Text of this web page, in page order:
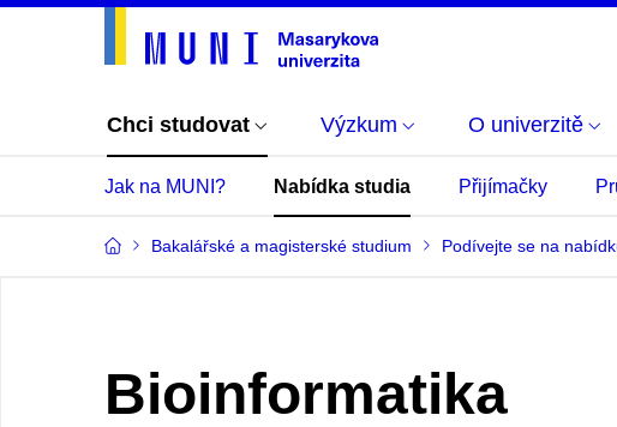
Chci studovat Výzkum O univerzitě
Jak na MUNI? Nabídka studia Přijímačky
Bakalářské a magisterské studium Podívejte se na
Bioinformatika